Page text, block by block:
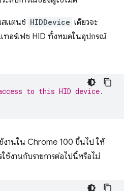
แตนซ์ HIDDevice เดียวจะ
ทอร์เฟซ HID ทั้งหมดในอุปกรณ์
to this HID device.
งานใน Chrome 100 ขึ้นไป ให้
ช้งานกับรายการต่อไปนี้หรือไม่